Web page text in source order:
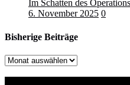
Im Schatten des
6. November 2025 0
Bisherige Beiträge
Bisherige